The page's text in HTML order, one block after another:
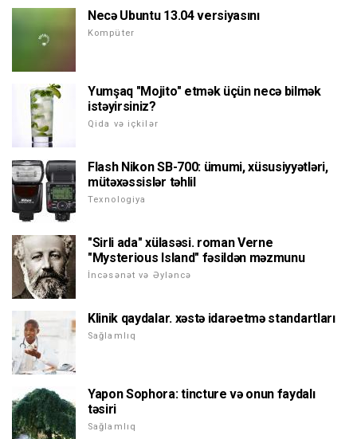
Necə Ubuntu 13.04 versiyasını
Kompüter
Yumşaq "Mojito" etmək üçün necə bilmək
istəyirsiniz?
Qida və içkilər
Flash Nikon SB-700: ümumi, xüsusiyyətləri,
mütəxəssislər təhlil
Texnologiya
"Sirli ada" xülasəsi. roman Verne
"Mysterious Island" fəsildən məzmunu
İncəsənət və Əyləncə
Klinik qaydalar. xəstə idarəetmə standartları
Sağlamlıq
Yapon Sophora: tincture və onun faydalı
təsiri
Sağlamlıq